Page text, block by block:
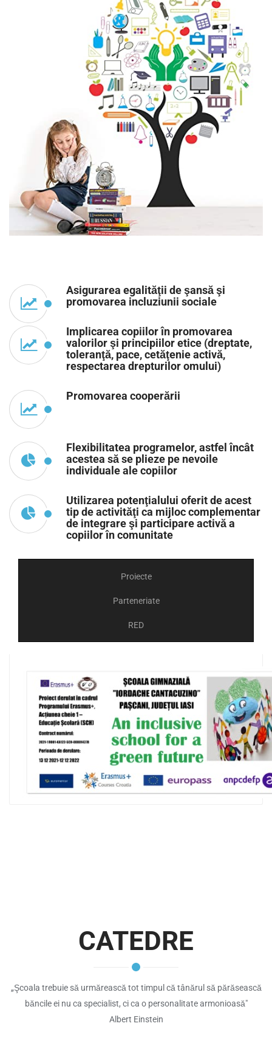
Asigurarea egalităţii de şansă şi
promovarea incluziunii sociale
Implicarea copiilor în promovarea
valorilor şi principiilor etice (dreptate,
toleranţă, pace, cetăţenie activă,
respectarea drepturilor omului)
Promovarea cooperării
Flexibilitatea programelor, astfel încât
acestea să se plieze pe nevoile
individuale ale copiilor
Utilizarea potenţialului oferit de acest
tip de activităţi ca mijloc complementar
de integrare şi participare activă a
copiilor în comunitate
Proiecte
Parteneriate
RED
CATEDRE
„Şcoala trebuie să urmărească tot timpul că tânărul să părăsească
băncile ei nu ca specialist, ci ca o personalitate armonioasă"
Albert Einstein